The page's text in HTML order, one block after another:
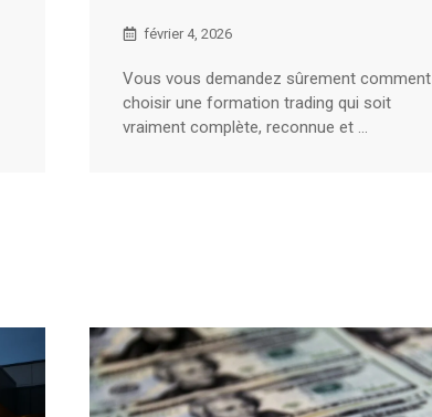
février 4, 2026
Vous vous demandez sûrement comment
choisir une formation trading qui soit
vraiment complète, reconnue et ...